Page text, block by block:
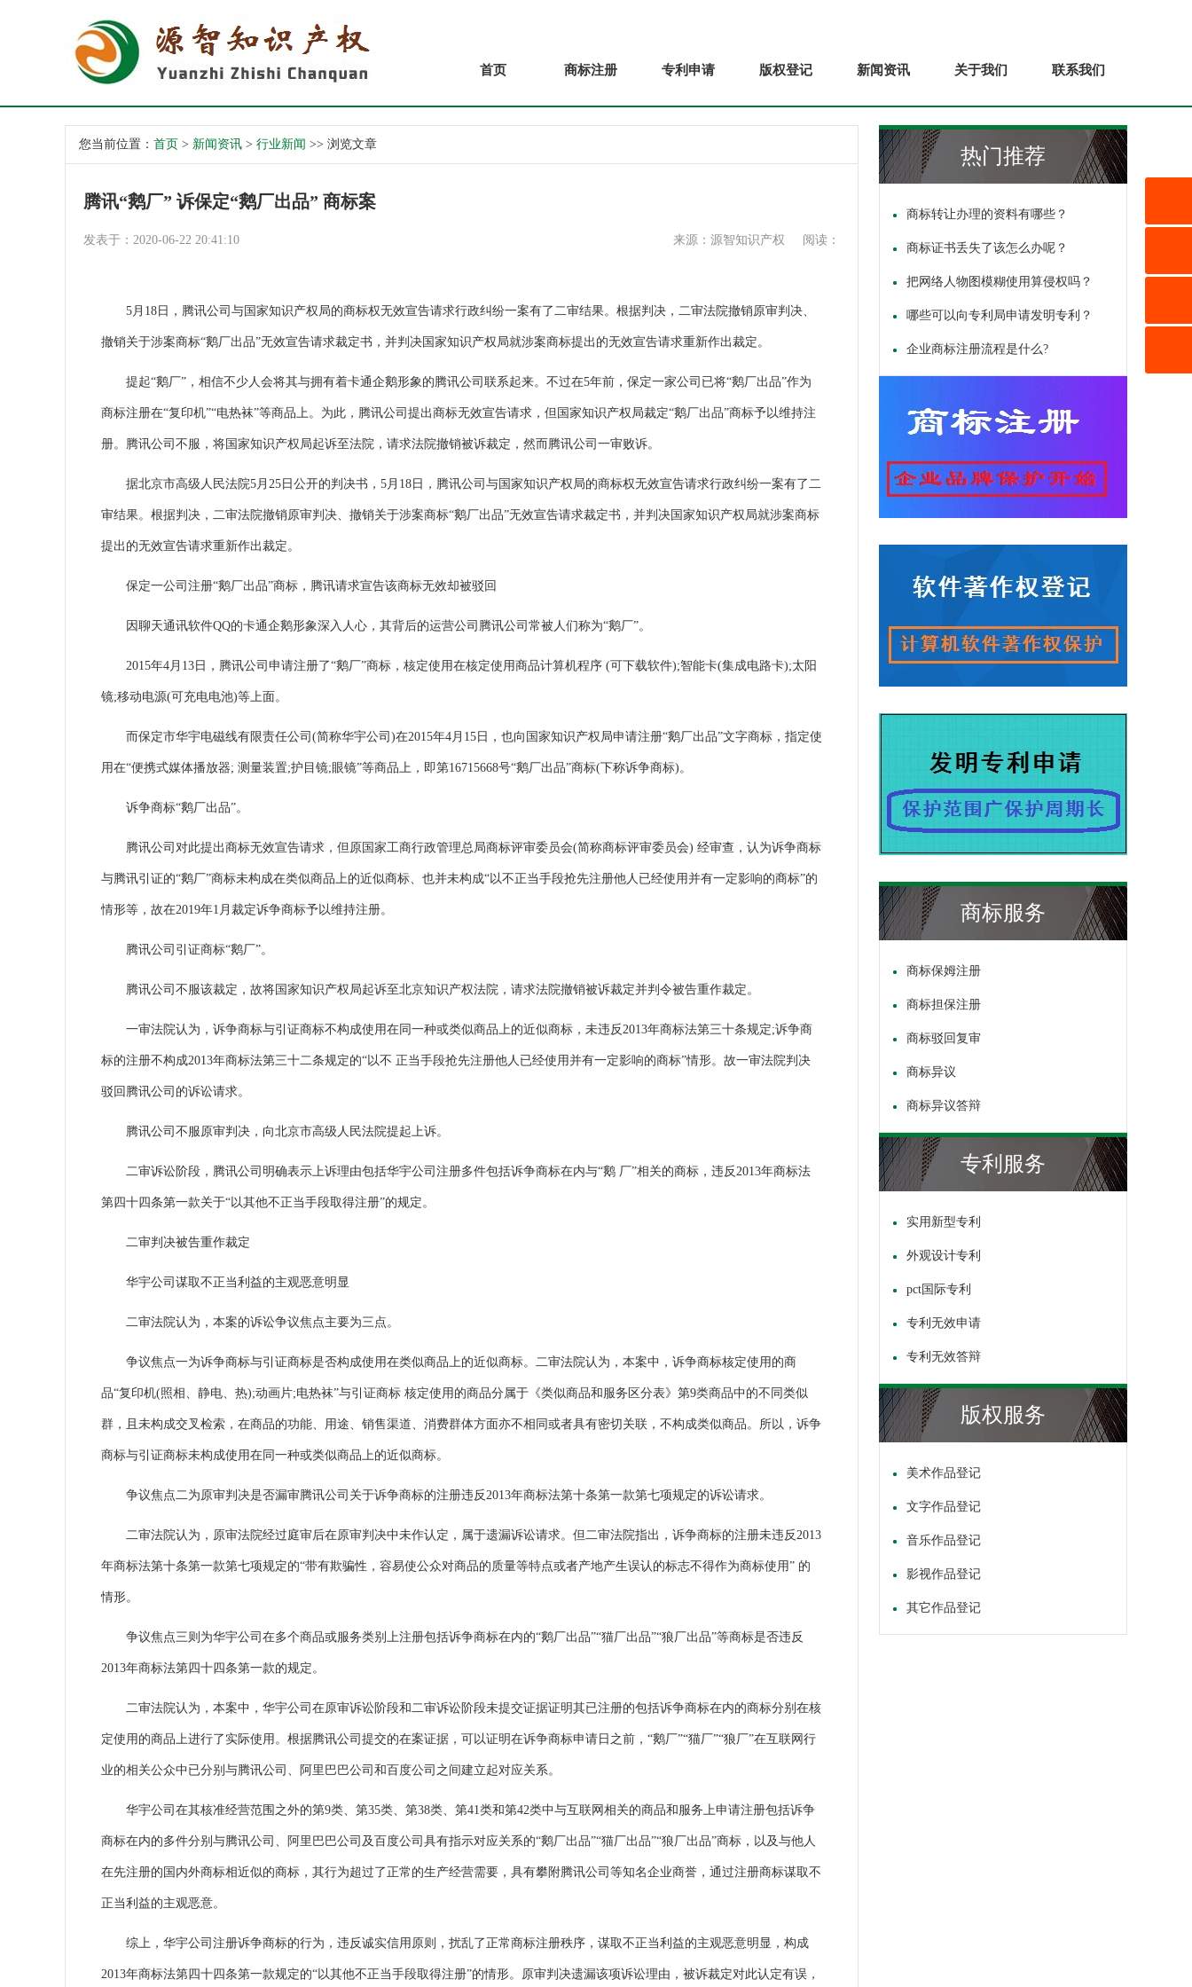
首页 商标注册 专利申请 版权登记 新闻资讯 关于我们 联系我们
您当前位置： 首页 > 新闻资讯 > 行业新闻 >> 浏览文章
腾讯“鹅厂” 诉保定“鹅厂出品” 商标案
发表于：2020-06-22 20:41:10 阅读：
来源：源智知识产权
5月18日，腾讯公司与国家知识产权局的商标权无效宣告请求行政纠纷一案有了二审结果。根据判决，二审法院撤销原审判决、
撤销关于涉案商标“鹅厂出品”无效宣告请求裁定书，并判决国家知识产权局就涉案商标提出的无效宣告请求重新作出裁定。
提起“鹅厂”，相信不少人会将其与拥有着卡通企鹅形象的腾讯公司联系起来。不过在5年前，保定一家公司已将“鹅厂出品”作为
商标注册在“复印机”“电热袜”等商品上。为此，腾讯公司提出商标无效宣告请求，但国家知识产权局裁定“鹅厂出品”商标予以维持注
册。腾讯公司不服，将国家知识产权局起诉至法院，请求法院撤销被诉裁定，然而腾讯公司一审败诉。
据北京市高级人民法院5月25日公开的判决书，5月18日，腾讯公司与国家知识产权局的商标权无效宣告请求行政纠纷一案有了二
审结果。根据判决，二审法院撤销原审判决、撤销关于涉案商标“鹅厂出品”无效宣告请求裁定书，并判决国家知识产权局就涉案商标
提出的无效宣告请求重新作出裁定。
保定一公司注册“鹅厂出品”商标，腾讯请求宣告该商标无效却被驳回
因聊天通讯软件QQ的卡通企鹅形象深入人心，其背后的运营公司腾讯公司常被人们称为“鹅厂”。
2015年4月13日，腾讯公司申请注册了“鹅厂”商标，核定使用在核定使用商品计算机程序 (可下载软件);智能卡(集成电路卡);太阳
镜;移动电源(可充电电池)等上面。
而保定市华宇电磁线有限责任公司(简称华宇公司)在2015年4月15日，也向国家知识产权局申请注册“鹅厂出品”文字商标，指定使
用在“便携式媒体播放器; 测量装置;护目镜; 眼镜”等商品上，即第16715668号“鹅厂出品”商标(下称诉争商标)。
诉争商标“鹅厂出品”。
腾讯公司对此提出商标无效宣告请求，但原国家工商行政管理总局商标评审委员会(简称商标评审委员会) 经审查，认为诉争商标
与腾讯引证的“鹅厂”商标未构成在类似商品上的近似商标、也并未构成“以不正当手段抢先注册他人已经使用并有一定影响的商标”的
情形等，故在2019年1月裁定诉争商标予以维持注册。
腾讯公司引证商标“鹅厂”。
腾讯公司不服该裁定，故将国家知识产权局起诉至北京知识产权法院，请求法院撤销被诉裁定并判令被告重作裁定。
一审法院认为，诉争商标与引证商标不构成使用在同一种或类似商品上的近似商标，未违反2013年商标法第三十条规定;诉争商
标的注册不构成2013年商标法第三十二条规定的“以不 正当手段抢先注册他人已经使用并有一定影响的商标”情形。故一审法院判决
驳回腾讯公司的诉讼请求。
腾讯公司不服原审判决，向北京市高级人民法院提起上诉。
二审诉讼阶段，腾讯公司明确表示上诉理由包括华宇公司注册多件包括诉争商标在内与“鹅 厂”相关的商标，违反2013年商标法
第四十四条第一款关于“以其他不正当手段取得注册”的规定。
二审判决被告重作裁定
华宇公司谋取不正当利益的主观恶意明显
二审法院认为，本案的诉讼争议焦点主要为三点。
争议焦点一为诉争商标与引证商标是否构成使用在类似商品上的近似商标。二审法院认为，本案中，诉争商标核定使用的商
品“复印机(照相、静电、热);动画片;电热袜”与引证商标 核定使用的商品分属于《类似商品和服务区分表》第9类商品中的不同类似
群，且未构成交叉检索，在商品的功能、用途、销售渠道、消费群体方面亦不相同或者具有密切关联，不构成类似商品。所以，诉争
商标与引证商标未构成使用在同一种或类似商品上的近似商标。
争议焦点二为原审判决是否漏审腾讯公司关于诉争商标的注册违反2013年商标法第十条第一款第七项规定的诉讼请求。
二审法院认为，原审法院经过庭审后在原审判决中未作认定，属于遗漏诉讼请求。但二审法院指出，诉争商标的注册未违反2013
年商标法第十条第一款第七项规定的“带有欺骗性，容易使公众对商品的质量等特点或者产地产生误认的标志不得作为商标使用” 的
情形。
争议焦点三则为华宇公司在多个商品或服务类别上注册包括诉争商标在内的“鹅厂出品”“猫厂出品”“狼厂出品”等商标是否违反
2013年商标法第四十四条第一款的规定。
二审法院认为，本案中，华宇公司在原审诉讼阶段和二审诉讼阶段未提交证据证明其已注册的包括诉争商标在内的商标分别在核
定使用的商品上进行了实际使用。根据腾讯公司提交的在案证据，可以证明在诉争商标申请日之前，“鹅厂”“猫厂”“狼厂”在互联网行
业的相关公众中已分别与腾讯公司、阿里巴巴公司和百度公司之间建立起对应关系。
华宇公司在其核准经营范围之外的第9类、第35类、第38类、第41类和第42类中与互联网相关的商品和服务上申请注册包括诉争
商标在内的多件分别与腾讯公司、阿里巴巴公司及百度公司具有指示对应关系的“鹅厂出品”“猫厂出品”“狼厂出品”商标，以及与他人
在先注册的国内外商标相近似的商标，其行为超过了正常的生产经营需要，具有攀附腾讯公司等知名企业商誉，通过注册商标谋取不
正当利益的主观恶意。
综上，华宇公司注册诉争商标的行为，违反诚实信用原则，扰乱了正常商标注册秩序，谋取不正当利益的主观恶意明显，构成
2013年商标法第四十四条第一款规定的“以其他不正当手段取得注册”的情形。原审判决遗漏该项诉讼理由，被诉裁定对此认定有误，
热门推荐
商标转让办理的资料有哪些？
商标证书丢失了该怎么办呢？
把网络人物图模糊使用算侵权吗？
哪些可以向专利局申请发明专利？
企业商标注册流程是什么?
商标服务
商标保姆注册
商标担保注册
商标驳回复审
商标异议
商标异议答辩
专利服务
实用新型专利
外观设计专利
pct国际专利
专利无效申请
专利无效答辩
版权服务
美术作品登记
文字作品登记
音乐作品登记
影视作品登记
其它作品登记